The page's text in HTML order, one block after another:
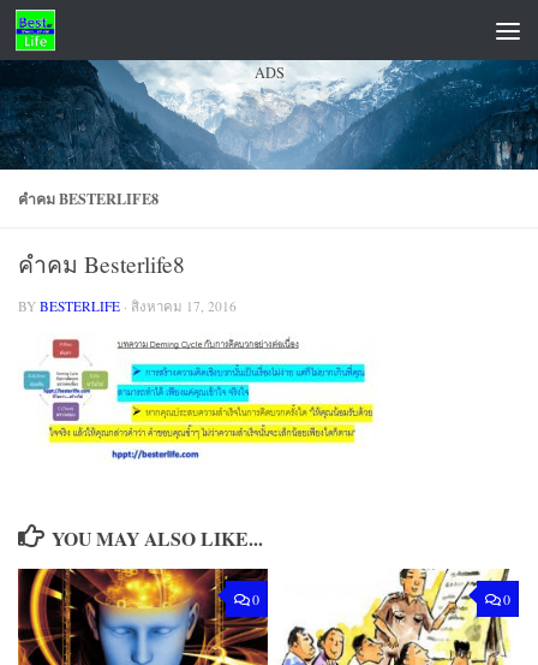
Skip to content
ADS
คำคม BESTERLIFE8
คำคม Besterlife8
BY BESTERLIFE · สิงหาคม 17, 2016
YOU MAY ALSO LIKE...
0 0